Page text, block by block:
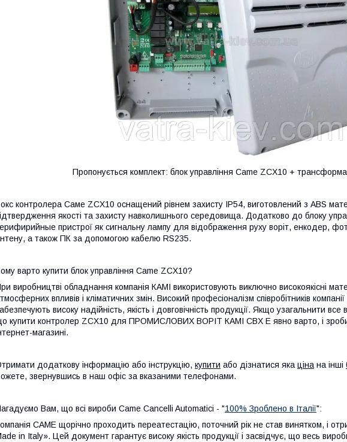
Пропонується комплект: блок управління Came ZCX10 +
контролера Саме ZCX10 оснащений рівнем захисту IP54, виготовлений з ABS
якості та захисту навколишнього середовища. Додатково до блоку
пристрої як сигнальну лампу для відображення руху воріт, енкодер,
а також ПК за допомогою кабелю RS235.
варто купити блок управління Came ZCX10?
виробництві обладнання компанія КАМІ використовують виключно високоякісні
впливів і кліматичних змін. Високий професіоналізм співробітників компанії
високу надійність, якість і довговічність продукції. Якщо узагальнити
купити контролер ZCX10 для ПРОМИСЛОВИХ ВОРІТ КАМІ CBX E явно варто, і
магазині.
додаткову інформацію або інструкцію, купити або дізнатися якацінана інші
звернувшись в наш офіс за вказаними телефонами.
Вам, що всі вироби Came Cancelli Automatici - "100% Зроблено в Італії":
CAME щорічно проходить переатестацію, поточний рік не став винятком, і
in Italy». Цей документ гарантує високу якість продукції і засвідчує, що весь